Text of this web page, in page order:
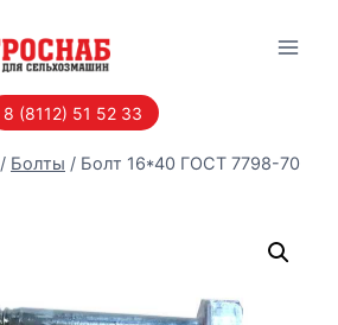
8 (8112) 51 52 33
/ Болты / Болт 16*40 ГОСТ 7798-70